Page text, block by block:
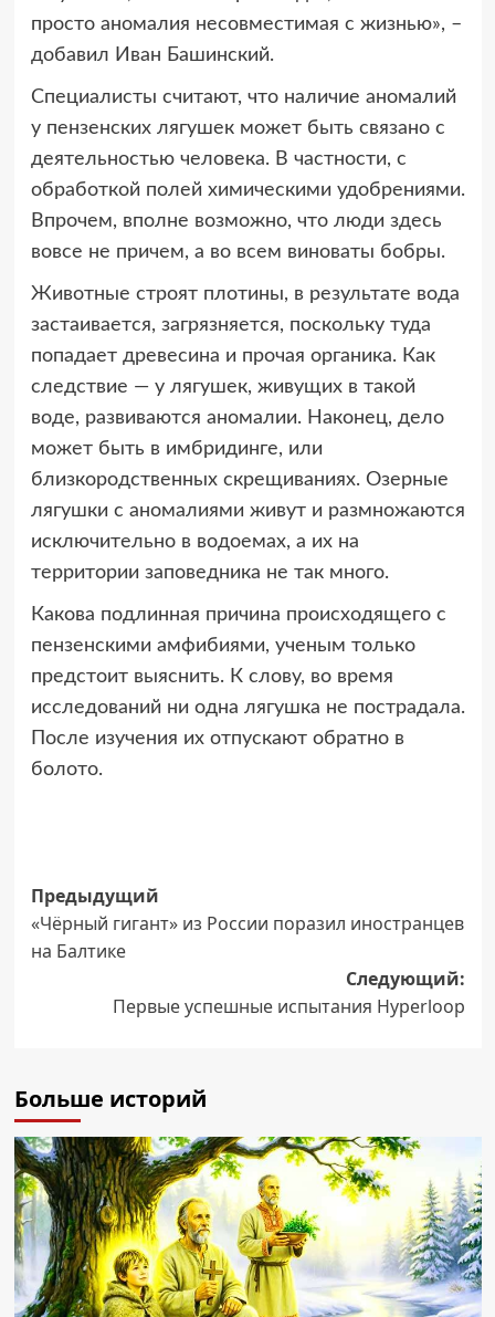
просто аномалия несовместимая с жизнью», –
добавил Иван Башинский.
Специалисты считают, что наличие аномалий
у пензенских лягушек может быть связано с
деятельностью человека. В частности, с
обработкой полей химическими удобрениями.
Впрочем, вполне возможно, что люди здесь
вовсе не причем, а во всем виноваты бобры.
Животные строят плотины, в результате вода
застаивается, загрязняется, поскольку туда
попадает древесина и прочая органика. Как
следствие — у лягушек, живущих в такой
воде, развиваются аномалии. Наконец, дело
может быть в имбридинге, или
близкородственных скрещиваниях. Озерные
лягушки с аномалиями живут и размножаются
исключительно в водоемах, а их на
территории заповедника не так много.
Какова подлинная причина происходящего с
пензенскими амфибиями, ученым только
предстоит выяснить. К слову, во время
исследований ни одна лягушка не пострадала.
После изучения их отпускают обратно в
болото.
Навигация
записи
Предыдущий
«Чёрный гигант» из России поразил иностранцев
на Балтике
Следующий:
Первые успешные испытания Hyperloop
Больше историй